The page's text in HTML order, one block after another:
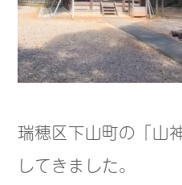
瑞穂区下山町の「山
してきました。